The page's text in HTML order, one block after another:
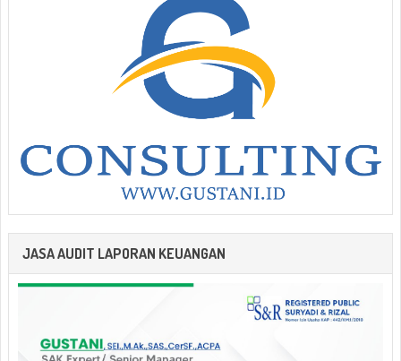
JASA AUDIT LAPORAN KEUANGAN